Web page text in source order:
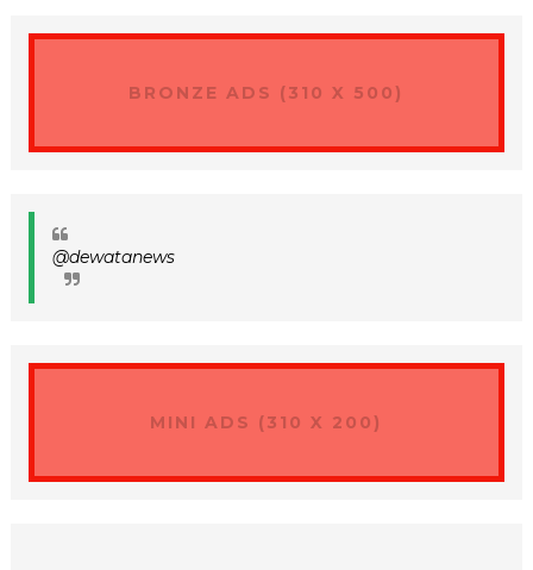
BRONZE ADS (310 X 500)
@dewatanews
MINI ADS (310 X 200)